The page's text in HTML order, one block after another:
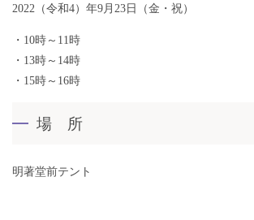
2022（令和4）年9月23日（金・祝）
・10時～11時
・13時～14時
・15時～16時
場 所
明著堂前テント